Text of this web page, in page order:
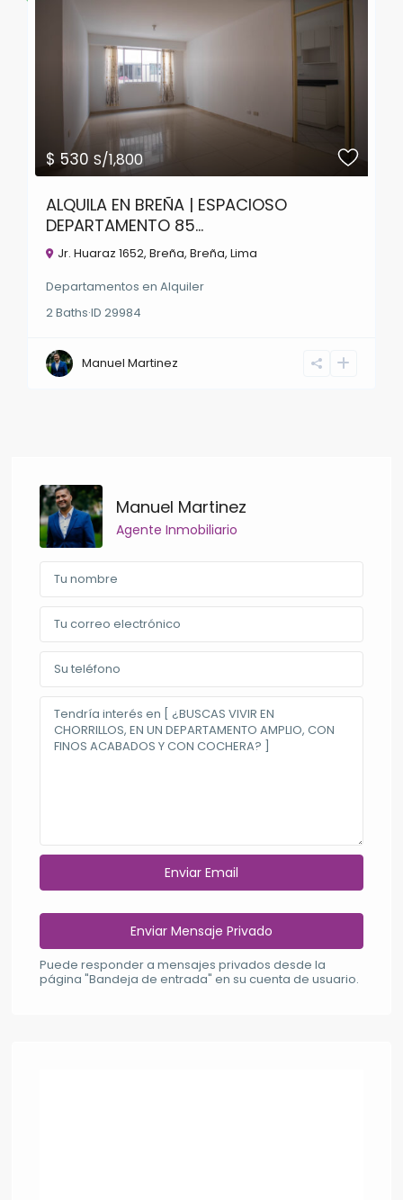
$ 530S/1,800
ALQUILA EN BREÑA | ESPACIOSO
DEPARTAMENTO 85...
Jr. Huaraz 1652, Breña,Breña,Lima
Departamentos enAlquiler
2Baths·ID29984
Manuel Martinez
Manuel Martinez
Agente Inmobiliario
Puede responder a mensajes privados desde la
página "Bandeja de entrada" en su cuenta de usuario.